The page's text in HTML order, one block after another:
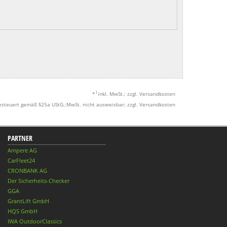
* 1 inkl. MwSt.; zzgl. Versandkosten
gemäß §25a UStG.;MwSt. nicht ausweisbar; zzgl. Versandkosten
PARTNER
Ampere AG
CarFleet24
CRONBANK AG
Der Sicherheits-Checker
GGA
GrantLift GmbH
HQS GmbH
IWA OutdoorClassics